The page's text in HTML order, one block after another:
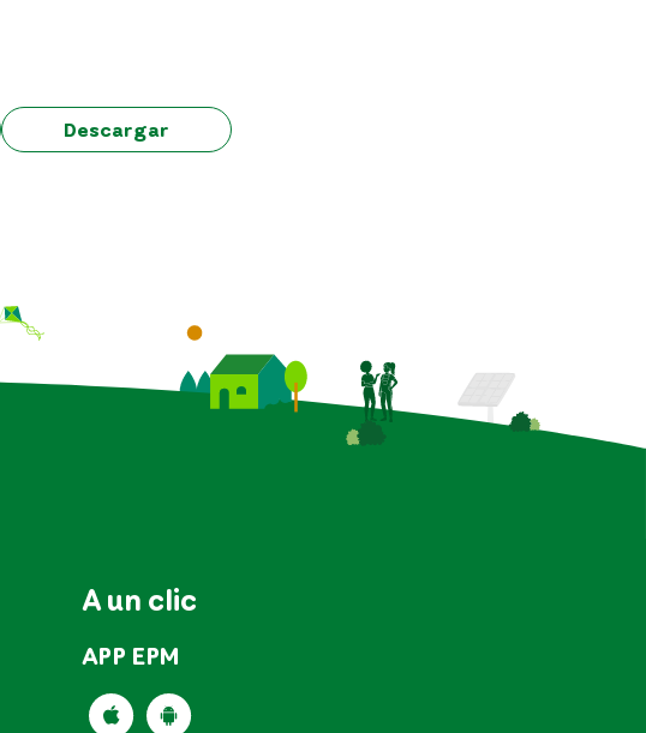
Descargar
A un clic
APP EPM